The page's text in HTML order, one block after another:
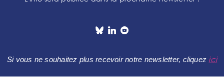
Si vous ne souhaitez plus recevoir notre newsletter, cliquez ici